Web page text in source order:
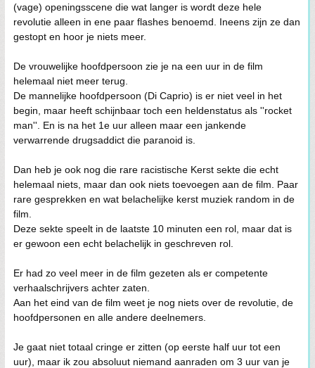
(vage) openingsscene die wat langer is wordt deze hele
revolutie alleen in ene paar flashes benoemd. Ineens zijn ze dan
gestopt en hoor je niets meer.
De vrouwelijke hoofdpersoon zie je na een uur in de film
helemaal niet meer terug.
De mannelijke hoofdpersoon (Di Caprio) is er niet veel in het
begin, maar heeft schijnbaar toch een heldenstatus als ''rocket
man''. En is na het 1e uur alleen maar een jankende
verwarrende drugsaddict die paranoid is.
Dan heb je ook nog die rare racistische Kerst sekte die echt
helemaal niets, maar dan ook niets toevoegen aan de film. Paar
rare gesprekken en wat belachelijke kerst muziek random in de
film.
Deze sekte speelt in de laatste 10 minuten een rol, maar dat is
er gewoon een echt belachelijk in geschreven rol.
Er had zo veel meer in de film gezeten als er competente
verhaalschrijvers achter zaten.
Aan het eind van de film weet je nog niets over de revolutie, de
hoofdpersonen en alle andere deelnemers.
Je gaat niet totaal cringe er zitten (op eerste half uur tot een
uur), maar ik zou absoluut niemand aanraden om 3 uur van je